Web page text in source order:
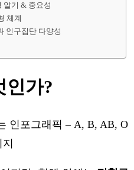
알기 & 중요성
체계
인구집단 다양성
인가?